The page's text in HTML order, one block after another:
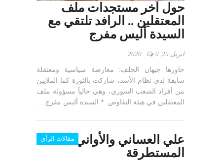
حول آخر مستجدات ملف
المعتقلين .. الرافد تلتقي مع
السيدة أليس مفرج
أبريل 29, 2020 0
حاورها جيهان الخلف: معارضة سياسية ومعتقلة
سابقة لدى نظام الأسد، شاركت بالثورة كما الملايين
من أفراد الشعب السوري، وهي حالياً مسؤولة ملف
المعتقلين في هيئة التفاوض. * السيدة أليس مفرج…
مقالات الرأي
علي العساني والأواني
المستطرقة